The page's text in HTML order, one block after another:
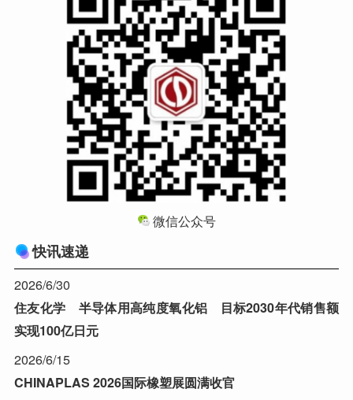
微信公众号
快讯速递
2026/6/30
住友化学 半导体用高纯度氧化铝 目标2030年代销售额
实现100亿日元
2026/6/15
CHINAPLAS 2026国际橡塑展圆满收官